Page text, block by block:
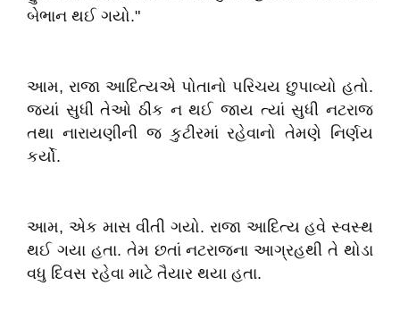
બેભાન થઈ ગયો."
આમ, રાજા આદિત્યએ પોતાનો પરિચય છુપાવ્યો હતો.
જ્યાં સુધી તેઓ ઠીક ન થઈ જાય ત્યાં સુધી નટરાજ
તથા નારાયણીની જ કુટીરમાં રહેવાનો તેમણે નિર્ણય
કર્યો.
આમ, એક માસ વીતી ગયો. રાજા આદિત્ય હવે સ્વસ્થ
થઈ ગયા હતા. તેમ છતાં નટરાજના આગ્રહથી તે થોડા
વધુ દિવસ રહેવા માટે તૈયાર થયા હતા.